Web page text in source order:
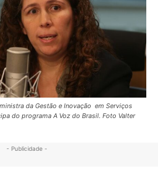
da Gestão e Inovação em Serviços
do programa A Voz do Brasil. Foto Valter
- Publicidade -